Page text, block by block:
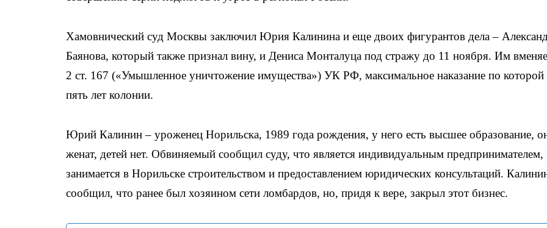
Хамовнический суд Москвы заключил Юрия Калинина и еще двоих фигурантов дела –
Баянова, который также признал вину, и Дениса Монталуца под стражу до 11 ноября. Им
2 ст. 167 («Умышленное уничтожение имущества») УК РФ, максимальное наказание по которой
пять лет колонии.
Юрий Калинин – уроженец Норильска, 1989 года рождения, у него есть высшее образование,
женат, детей нет. Обвиняемый сообщил суду, что является индивидуальным предпринимателем,
занимается в Норильске строительством и предоставлением юридических консультаций.
сообщил, что ранее был хозяином сети ломбардов, но, придя к вере, закрыл этот бизнес.